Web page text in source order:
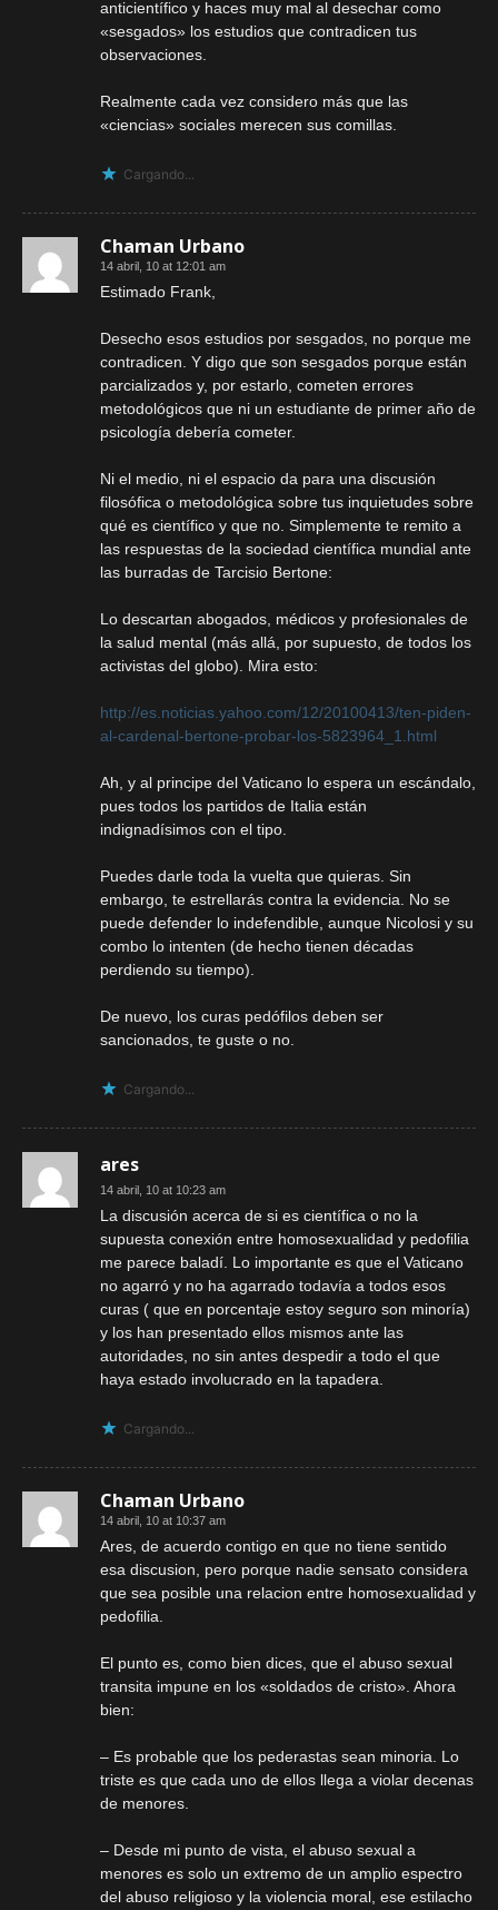
anticientífico y haces muy mal al desechar como
«sesgados» los estudios que contradicen tus
observaciones.
Realmente cada vez considero más que las
«ciencias» sociales merecen sus comillas.
Cargando...
Chaman Urbano
14 abril, 10 at 12:01 am
Estimado Frank,
Desecho esos estudios por sesgados, no porque me
contradicen. Y digo que son sesgados porque están
parcializados y, por estarlo, cometen errores
metodológicos que ni un estudiante de primer año de
psicología debería cometer.
Ni el medio, ni el espacio da para una discusión
filosófica o metodológica sobre tus inquietudes sobre
qué es científico y que no. Simplemente te remito a
las respuestas de la sociedad científica mundial ante
las burradas de Tarcisio Bertone:
Lo descartan abogados, médicos y profesionales de
la salud mental (más allá, por supuesto, de todos los
activistas del globo). Mira esto:
http://es.noticias.yahoo.com/12/20100413/ten-piden-
al-cardenal-bertone-probar-los-5823964_1.html
Ah, y al principe del Vaticano lo espera un escándalo,
pues todos los partidos de Italia están
indignadísimos con el tipo.
Puedes darle toda la vuelta que quieras. Sin
embargo, te estrellarás contra la evidencia. No se
puede defender lo indefendible, aunque Nicolosi y su
combo lo intenten (de hecho tienen décadas
perdiendo su tiempo).
De nuevo, los curas pedófilos deben ser
sancionados, te guste o no.
Cargando...
ares
14 abril, 10 at 10:23 am
La discusión acerca de si es científica o no la
supuesta conexión entre homosexualidad y pedofilia
me parece baladí. Lo importante es que el Vaticano
no agarró y no ha agarrado todavía a todos esos
curas ( que en porcentaje estoy seguro son minoría)
y los han presentado ellos mismos ante las
autoridades, no sin antes despedir a todo el que
haya estado involucrado en la tapadera.
Cargando...
Chaman Urbano
14 abril, 10 at 10:37 am
Ares, de acuerdo contigo en que no tiene sentido
esa discusion, pero porque nadie sensato considera
que sea posible una relacion entre homosexualidad y
pedofilia.
El punto es, como bien dices, que el abuso sexual
transita impune en los «soldados de cristo». Ahora
bien:
– Es probable que los pederastas sean minoria. Lo
triste es que cada uno de ellos llega a violar decenas
de menores.
– Desde mi punto de vista, el abuso sexual a
menores es solo un extremo de un amplio espectro
del abuso religioso y la violencia moral, ese estilacho